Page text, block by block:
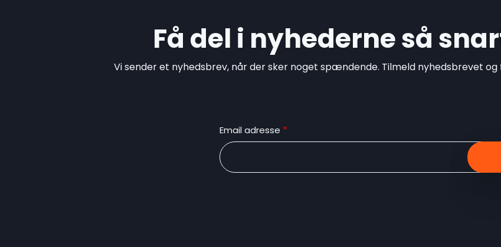
Få del i nyhederne så
Vi sender et nyhedsbrev, når der sker noget spændende. Tilmeld nyhedsbrevet og
Email adresse